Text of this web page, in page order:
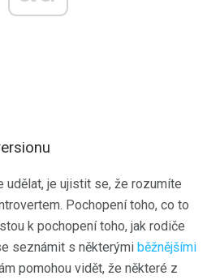
udělat, je ujistit se, že rozumíte
Pochopení toho, co to
k pochopení toho, jak rodiče
seznámit s některými běžnějšími
pomohou vidět, že některé z